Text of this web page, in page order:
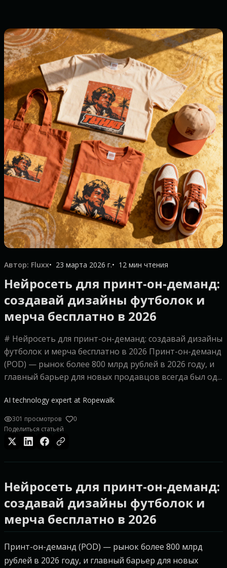
Автор: Fluxx 23 марта 2026 г. 12 мин чтения
Нейросеть для принт-он-деманд:
создавай дизайны футболок и
мерча бесплатно в 2026
# Нейросеть для принт-он-деманд: создавай дизайны
футболок и мерча бесплатно в 2026 Принт-он-деманд
(POD) — рынок более 800 млрд рублей в 2026 году, и
главный барьер для новых продавцов всегда был од...
AI technology expert at Ropewalk
301 просмотров 0
Поделиться статьей
Нейросеть для принт-он-деманд:
создавай дизайны футболок и
мерча бесплатно в 2026
Принт-он-деманд (POD) — рынок более 800 млрд
рублей в 2026 году, и главный барьер для новых